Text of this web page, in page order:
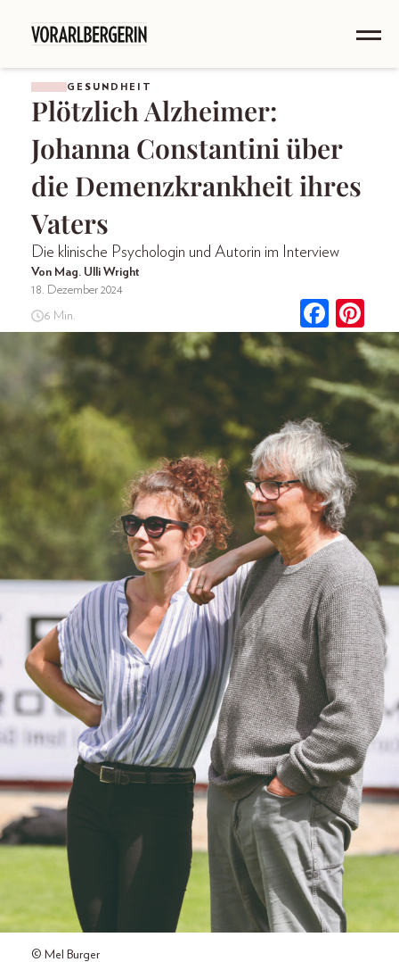
GESUNDHEIT
Plötzlich Alzheimer:
Johanna Constantini über
die Demenzkrankheit ihres
Vaters
Die klinische Psychologin und Autorin im Interview
Von Mag. Ulli Wright
18. Dezember 2024
6 Min.
© Mel Burger